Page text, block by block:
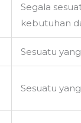
Segala
kebutuhan
Sesuatu
Sesuatu